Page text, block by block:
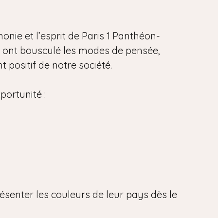
et l’esprit de Paris 1 Panthéon-
bousculé les modes de pensée,
positif de notre société.
:
les couleurs de leur pays dès le